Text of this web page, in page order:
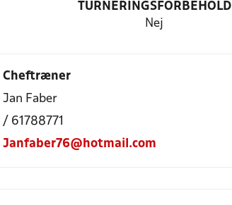
TURNERINGSFORBEHOLD
Nej
Cheftræner
Jan Faber
/ 61788771
Janfaber76@hotmail.com